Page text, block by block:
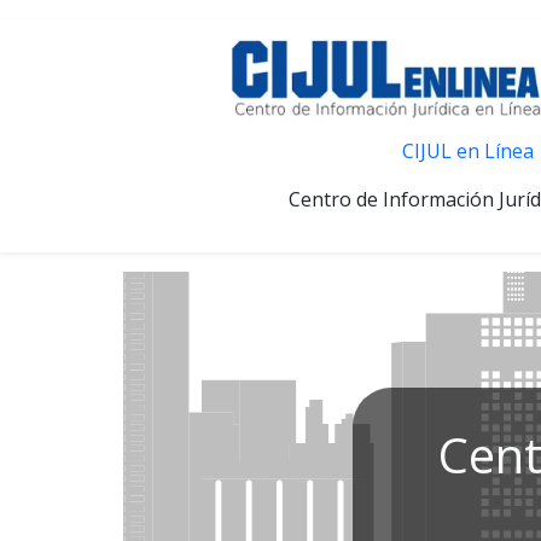
CIJUL en Línea
Centro de Información